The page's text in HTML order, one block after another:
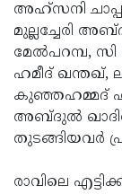
അഹ്‌സനി
മുല്ലച്ചേരി
മേല്‍പറമ്പ,
ഹമീദ്
കുഞ്ഞഹമ്മദ്
അബ്ദുല്‍ ഖാദിര്‍
തുടങ്ങിയവര്‍
രാവിലെ